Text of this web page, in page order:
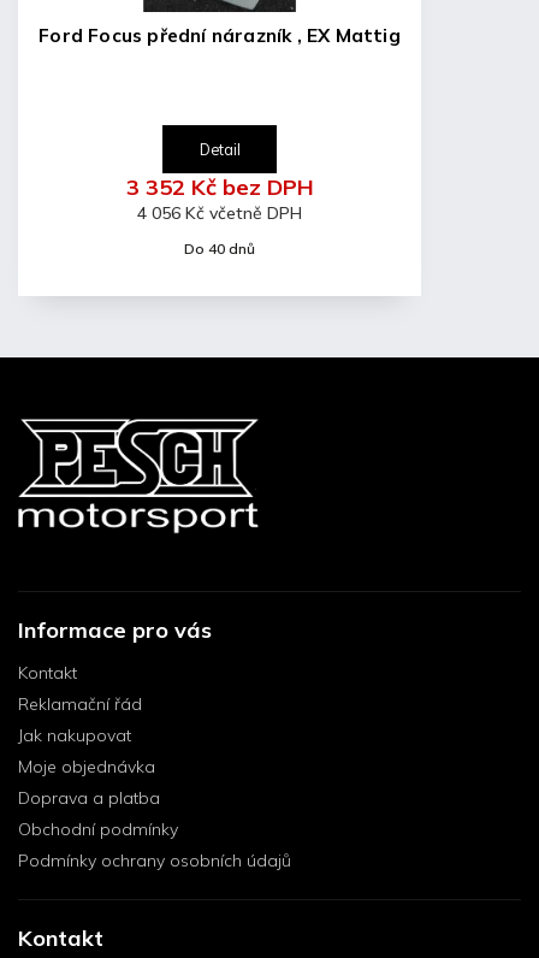
Ford Focus přední nárazník , EX Mattig
Do 40 dnů
4 056 Kč včetně DPH
3 352 Kč bez DPH
Detail
Informace pro vás
Kontakt
Reklamační řád
Jak nakupovat
Moje objednávka
Doprava a platba
Obchodní podmínky
Podmínky ochrany osobních údajů
Kontakt